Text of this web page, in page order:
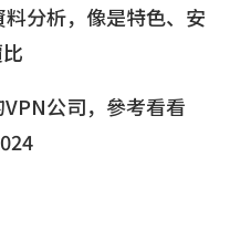
分析，像是特色、安
公司，參考看看